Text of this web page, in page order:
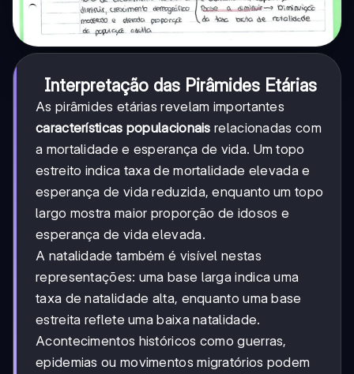
Interpretação das Pirâmides Etárias
As pirâmides etárias revelam importantes
características populacionais relacionadas com
a mortalidade e esperança de vida. Um topo
estreito indica taxa de mortalidade elevada e
esperança de vida reduzida, enquanto um topo
largo mostra maior proporção de idosos e
esperança de vida elevada.
A natalidade também é visível nestas
representações: uma base larga indica uma
taxa de natalidade alta, enquanto uma base
estreita reflete uma baixa natalidade.
Acontecimentos históricos como guerras,
epidemias ou movimentos migratórios podem